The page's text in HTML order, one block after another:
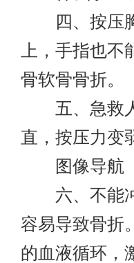
四、按压胸
上，手指也
骨软骨骨折。
五、急救人
直，按压力变
图像导航
六、不能冲
容易导致骨折
的血液循环，